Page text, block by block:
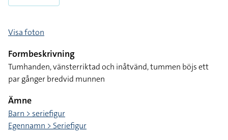
Visa foton
Formbeskrivning
Tumhanden, vänsterriktad och inåtvänd, tummen böjs ett
par gånger bredvid munnen
Ämne
Barn > seriefigur
Egennamn > Seriefigur